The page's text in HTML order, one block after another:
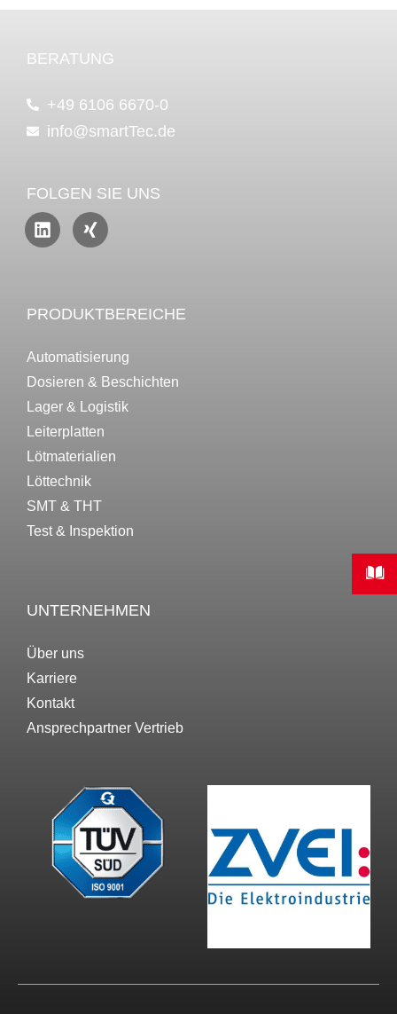
BERATUNG
+49 6106 6670-0
info@smartTec.de
FOLGEN SIE UNS
PRODUKTBEREICHE
Automatisierung
Dosieren & Beschichten
Lager & Logistik
Leiterplatten
Lötmaterialien
Löttechnik
SMT & THT
Test & Inspektion
UNTERNEHMEN
Über uns
Karriere
Kontakt
Ansprechpartner Vertrieb